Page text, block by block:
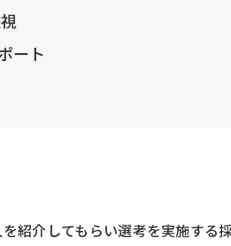
ート
紹介してもらい選考を実施する